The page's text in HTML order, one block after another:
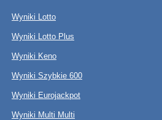
Wyniki Lotto
Wyniki Lotto Plus
Wyniki Keno
Wyniki Szybkie 600
Wyniki Eurojackpot
Wyniki Multi Multi